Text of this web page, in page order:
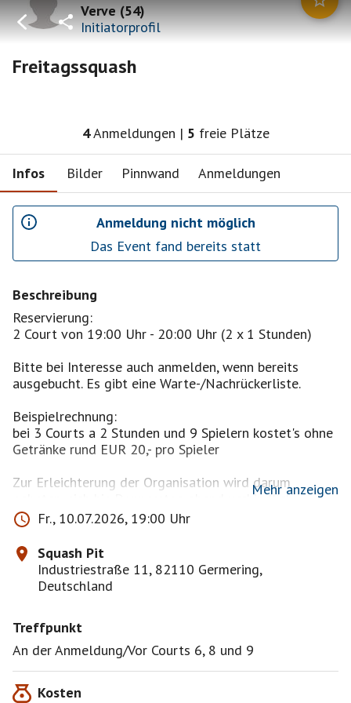
Verve(54)
Initiatorprofil
Freitagssquash
4Anmeldungen | 5 freie Plätze
Infos Bilder Pinnwand Anmeldungen
Anmeldung nicht möglich
Das Event fand bereits statt
Beschreibung
Reservierung:
2 Court von 19:00 Uhr - 20:00 Uhr (2 x 1 Stunden)
Bitte bei Interesse auch anmelden, wenn bereits
ausgebucht. Es gibt eine Warte-/Nachrückerliste.
Beispielrechnung:
bei 3 Courts a 2 Stunden und 9 Spielern kostet's ohne
Getränke rund EUR 20,- pro Spieler
Zur Erleichterung der Organisation wird darum
gebeten, sich bis Donnerstag abend verbindlich
anzumelden.
Spätentschlossene dürfen sich ausnahmsweise auch
später anmelden oder sogar unangemeldet kommen.
Rechtzeitig angemeldete Spieler haben allerdings
beim Spielen Vorrang, wenn aufgrund zu später
Stornierungen sind nur bis Donnerstag abend
kostenfrei möglich.
Wer sich zu spät abmeldet zahlt pauschal EUR 10.- in
die Spätabsagerkasse!
Als zu spät abgemeldet gilt, wer trotz Anmeldung
Mehr anzeigen
Fr., 10.07.2026, 19:00 Uhr
Squash Pit
Industriestraße 11, 82110 Germering,
Deutschland
Treffpunkt
An der Anmeldung/Vor Courts 6, 8 und 9
Kosten